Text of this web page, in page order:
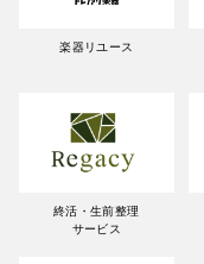
楽器リユース
終活・生前整理
サービス